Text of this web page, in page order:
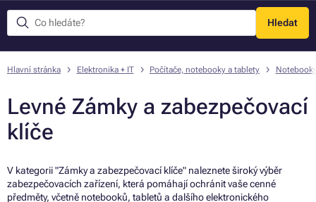
Hledat
Menu
Hlavní stránka Elektronika + IT Počítače, notebooky a tablety
Levné Zámky a zabezpečovací
klíče
V kategorii "Zámky a zabezpečovací klíče" naleznete široký výběr
zabezpečovacích zařízení, která pomáhají ochránit vaše cenné
předměty, včetně notebooků, tabletů a dalšího elektronického